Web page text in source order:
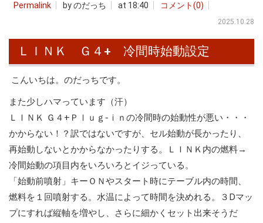
Permalink by のだっち at 18:40 コメント(0)
2025.10.28
ＬＩＮＫ Ｇ４+ 冷間時始動設定
こんいちは。のだっちです。
また少しハマっています（汗）
ＬＩＮＫ Ｇ４+Ｐｌｕｇ-ｉｎの冷間時の始動性が悪い・・・
かからない！？訳ではないですが、セル始動が長かったり、
再始動しないとかからなかったりする。ＬＩＮＫ内の燃料→
冷間始動の項目内をいろいろとイジっている。
「始動前噴射」キーＯＮやスタート時にテーブル内の時間、
燃料を１回噴射する。水温によって時間を決めれる。３Dマッ
プにすれば縦軸を増やし、さらに細かくセット出来そうだ